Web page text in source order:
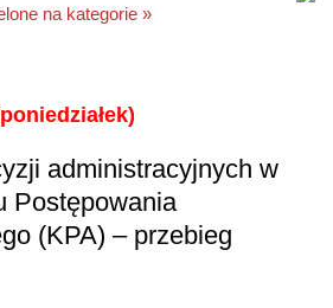
na kategorie »
administracyjnych w
Postępowania
(KPA) – przebieg